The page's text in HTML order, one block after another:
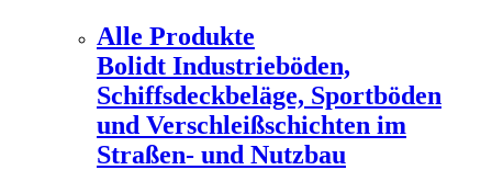
Alle Produkte
Bolidt Industrieböden,
Schiffsdeckbeläge, Sportböden
und Verschleißschichten im
Straßen- und Nutzbau